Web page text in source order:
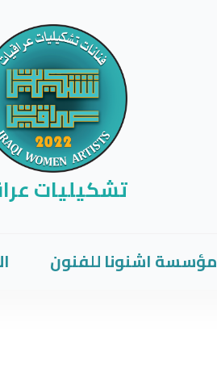
تشكيليات
مؤسسة اشنونا للفنون